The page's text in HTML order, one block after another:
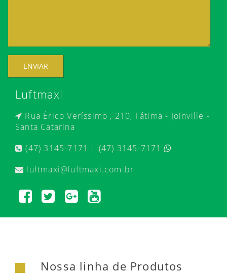
ENVIAR
Luftmaxi
Rua Érico Veríssimo , 210, Fátima - Joinville -
Santa Catarina
(47) 3145-7171 | (47) 3145-7171
luftmaxi@luftmaxi.com.br
Nossa linha de Produtos